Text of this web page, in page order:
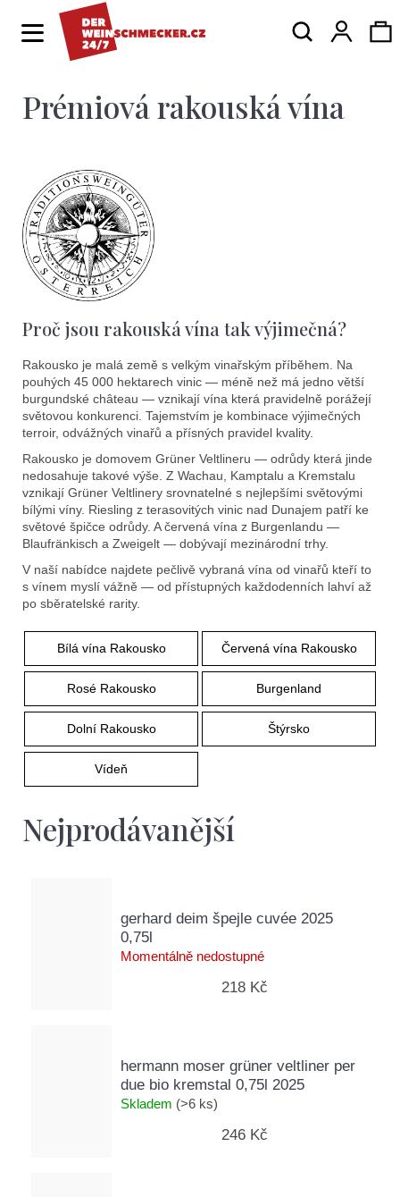
Hledat
Prémiová rakouská vína
Proč jsou rakouská vína tak výjimečná?
Rakousko je malá země s velkým vinařským příběhem. Na
pouhých 45 000 hektarech vinic — méně než má jedno větší
burgundské château — vznikají vína která pravidelně porážejí
světovou konkurenci. Tajemstvím je kombinace výjimečných
terroir, odvážných vinařů a přísných pravidel kvality.
Rakousko je domovem Grüner Veltlineru — odrůdy která jinde
nedosahuje takové výše. Z Wachau, Kamptalu a Kremstalu
vznikají Grüner Veltlinery srovnatelné s nejlepšími světovými
bílými víny. Riesling z terasovitých vinic nad Dunajem patří ke
světové špičce odrůdy. A červená vína z Burgenlandu —
Blaufränkisch a Zweigelt — dobývají mezinárodní trhy.
V naší nabídce najdete pečlivě vybraná vína od vinařů kteří to
s vínem myslí vážně — od přístupných každodenních lahví až
po sběratelské rarity.
Bílá vína Rakousko Červená vína Rakousko
Rosé Rakousko Burgenland
Dolní Rakousko Štýrsko
Vídeň
Nejprodávanější
gerhard deim špejle cuvée 2025
0,75l
Momentálně nedostupné
218 Kč
hermann moser grüner veltliner per
due bio kremstal 0,75l 2025
Skladem (>6 ks)
246 Kč
Zpět
Zpět
C
o
t
ř
b
u
j
e
t
e
n
a
j
í
t
?
D
o